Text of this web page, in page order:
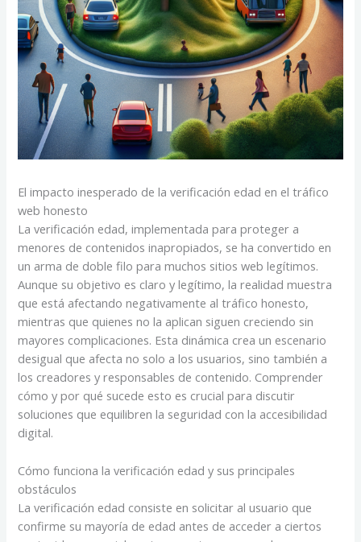
El impacto inesperado de la verificación edad en el tráfico
web honesto
La verificación edad, implementada para proteger a
menores de contenidos inapropiados, se ha convertido en
un arma de doble filo para muchos sitios web legítimos.
Aunque su objetivo es claro y legítimo, la realidad muestra
que está afectando negativamente al tráfico honesto,
mientras que quienes no la aplican siguen creciendo sin
mayores complicaciones. Esta dinámica crea un escenario
desigual que afecta no solo a los usuarios, sino también a
los creadores y responsables de contenido. Comprender
cómo y por qué sucede esto es crucial para discutir
soluciones que equilibren la seguridad con la accesibilidad
digital.
Cómo funciona la verificación edad y sus principales
obstáculos
La verificación edad consiste en solicitar al usuario que
confirme su mayoría de edad antes de acceder a ciertos